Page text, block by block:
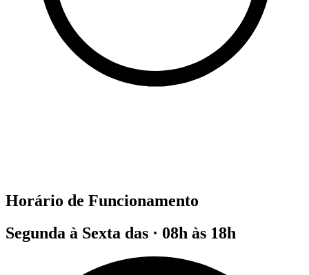
Horário de Funcionamento
Segunda à Sexta das · 08h às 18h